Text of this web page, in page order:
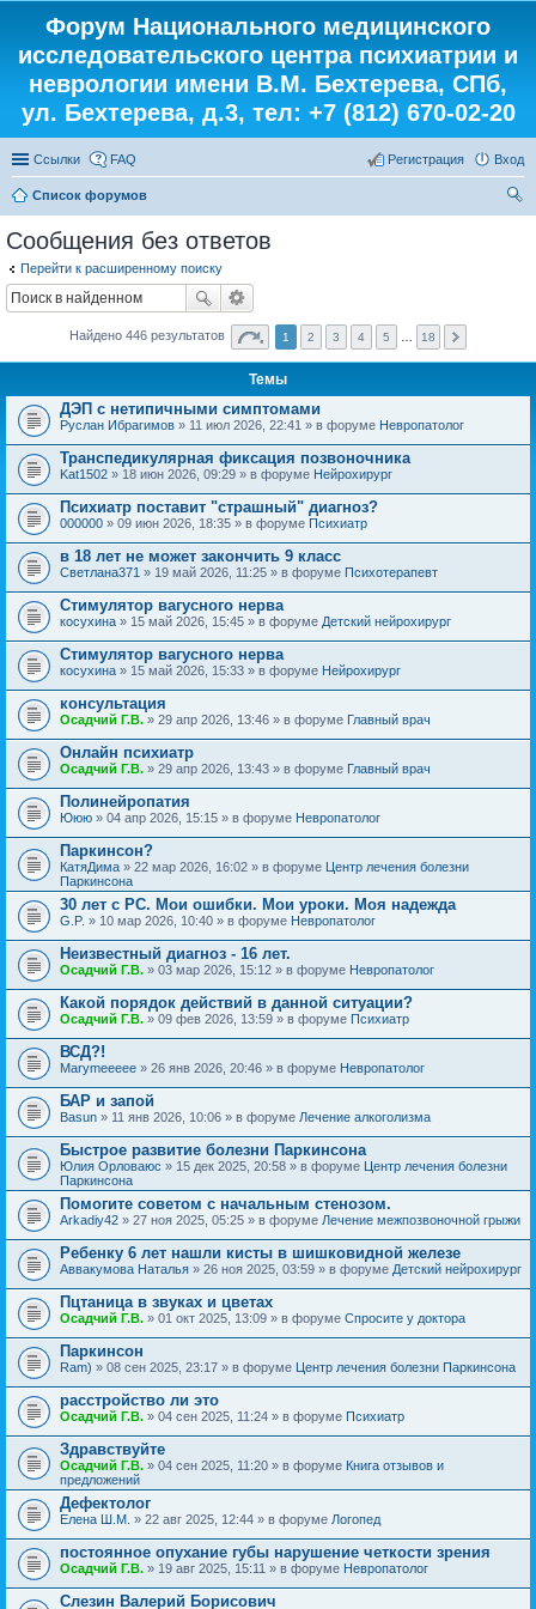
Форум Национального медицинского
исследовательского центра психиатрии и
неврологии имени В.М. Бехтерева, СПб,
ул. Бехтерева, д.3, тел: +7 (812) 670-02-20
Ссылки FAQ Вход
Регистрация
Список форумов
Сообщения без ответов
Перейти к расширенному поиску
Найдено 446 результатов 1 2 3 4 5 18
Темы
ДЭП с нетипичными симптомами
Руслан Ибрагимов » 11 июл 2026, 22:41 » в форуме Невропатолог
Транспедикулярная фиксация позвоночника
Kat1502 » 18 июн 2026, 09:29 » в форуме Нейрохирург
Психиатр поставит "страшный" диагноз?
000000 » 09 июн 2026, 18:35 » в форуме Психиатр
в 18 лет не может закончить 9 класс
Светлана371 » 19 май 2026, 11:25 » в форуме Психотерапевт
Стимулятор вагусного нерва
косухина » 15 май 2026, 15:45 » в форуме Детский нейрохирург
Стимулятор вагусного нерва
косухина » 15 май 2026, 15:33 » в форуме Нейрохирург
консультация
Осадчий Г.В. » 29 апр 2026, 13:46 » в форуме Главный врач
Онлайн психиатр
Осадчий Г.В. » 29 апр 2026, 13:43 » в форуме Главный врач
Полинейропатия
Ююю » 04 апр 2026, 15:15 » в форуме Невропатолог
Паркинсон?
КатяДима » 22 мар 2026, 16:02 » в форуме Центр лечения болезни
Паркинсона
30 лет с РС. Мои ошибки. Мои уроки. Моя надежда
G.P. » 10 мар 2026, 10:40 » в форуме Невропатолог
Неизвестный диагноз - 16 лет.
Осадчий Г.В. » 03 мар 2026, 15:12 » в форуме Невропатолог
Какой порядок действий в данной ситуации?
Осадчий Г.В. » 09 фев 2026, 13:59 » в форуме Психиатр
ВСД?!
Marymeeeee » 26 янв 2026, 20:46 » в форуме Невропатолог
БАР и запой
Basun » 11 янв 2026, 10:06 » в форуме Лечение алкоголизма
Быстрое развитие болезни Паркинсона
Юлия Орловаюс » 15 дек 2025, 20:58 » в форуме Центр лечения болезни
Паркинсона
Помогите советом с начальным стенозом.
Arkadiy42 » 27 ноя 2025, 05:25 » в форуме Лечение межпозвоночной грыжи
Ребенку 6 лет нашли кисты в шишковидной железе
Аввакумова Наталья » 26 ноя 2025, 03:59 » в форуме Детский нейрохирург
Пцтаница в звуках и цветах
Осадчий Г.В. » 01 окт 2025, 13:09 » в форуме Спросите у доктора
Паркинсон
Ram) » 08 сен 2025, 23:17 » в форуме Центр лечения болезни Паркинсона
расстройство ли это
Осадчий Г.В. » 04 сен 2025, 11:24 » в форуме Психиатр
Здравствуйте
Осадчий Г.В. » 04 сен 2025, 11:20 » в форуме Книга отзывов и
предложений
Дефектолог
Елена Ш.М. » 22 авг 2025, 12:44 » в форуме Логопед
постоянное опухание губы нарушение четкости зрения
Осадчий Г.В. » 19 авг 2025, 15:11 » в форуме Невропатолог
Слезин Валерий Борисович